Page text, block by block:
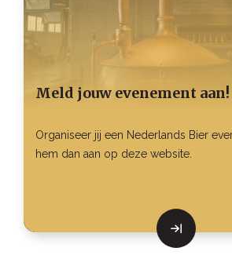
Meld jouw evenement aan!
Organiseer jij een Nederlands Bier
hem dan aan op deze website.